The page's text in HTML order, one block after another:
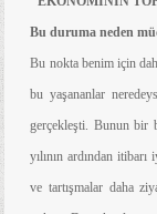
Bu duruma neden
Bu nokta benim için
bu yaşananlar
gerçekleşti. Bunun bir
yılının ardından
ve tartışmalar daha